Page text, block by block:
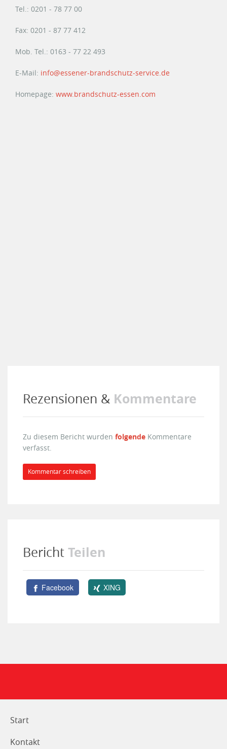
Tel.: 0201 - 78 77 00
Fax: 0201 - 87 77 412
Mob. Tel.: 0163 - 77 22 493
E-Mail: info@essener-brandschutz-service.de
Homepage: www.brandschutz-essen.com
Rezensionen & Kommentare
Zu diesem Bericht wurden folgende Kommentare
verfasst.
Kommentar schreiben
Bericht Teilen
Facebook XING
Start
Kontakt